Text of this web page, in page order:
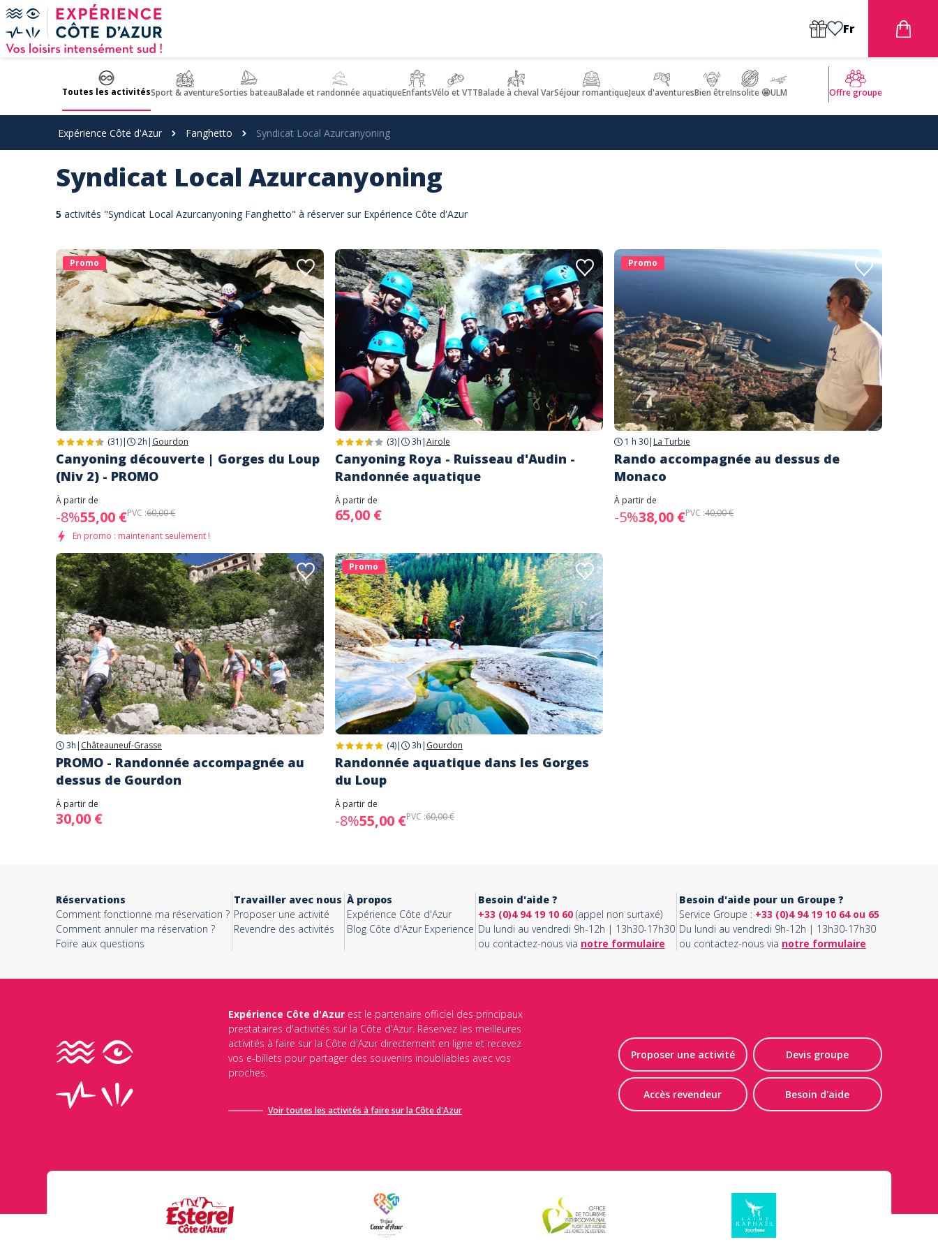
Panneau de gestion des cookies
Fr
Toutes les activitésSport & aventureSorties bateauBalade et randonnée aquatiqueEnfantsVélo et VTTBalade à cheval VarSéjour romantiqueJeux d'aventuresBien êtreInsolite 🤩ULM Offre groupe
Expérience Côte d'Azur Fanghetto Syndicat Local Azurcanyoning
Syndicat Local Azurcanyoning
5 activités "Syndicat Local Azurcanyoning Fanghetto" à réserver sur Expérience Côte d'Azur
Promo
(31)| 2h | Gourdon
Canyoning découverte | Gorges du Loup
(Niv 2) - PROMO
À partir de
-8%55,00 €PVC :60,00 €
En promo : maintenant seulement !
(3)| 3h |Airole
Canyoning Roya - Ruisseau d'Audin -
Randonnée aquatique
À partir de
65,00 €
Promo
1 h 30| La Turbie
Rando accompagnée au dessus de
Monaco
À partir de
-5%38,00 €PVC :40,00 €
3h | Châteauneuf-Grasse
PROMO - Randonnée accompagnée au
dessus de Gourdon
À partir de
30,00 €
Promo
(4)| 3h | Gourdon
Randonnée aquatique dans les Gorges
du Loup
À partir de
-8%55,00 €PVC :60,00 €
Réservations
Comment fonctionne ma réservation ?
Comment annuler ma réservation ?
Foire aux questions
Travailler avec nous
Proposer une activité
Revendre des activités
À propos
Expérience Côte d'Azur
Blog Côte d'Azur Experience
Besoin d'aide ?
+33 (0)4 94 19 10 60(appel non surtaxé)
Du lundi au vendredi 9h-12h | 13h30-17h30
ou contactez-nous via notre formulaire
Besoin d'aide pour un Groupe ?
Service Groupe : +33 (0)4 94 19 10 64 ou 65
Du lundi au vendredi 9h-12h | 13h30-17h30
ou contactez-nous via notre formulaire
Expérience Côte d'Azurest le partenaire officiel des principaux
prestataires d'activités sur la Côte d'Azur. Réservez les meilleures
activités à faire sur la Côte d'Azur directement en ligne et recevez
vos e-billets pour partager des souvenirs inoubliables avec vos
proches.
Voir toutes les activités à faire sur la Côte d'Azur
Proposer une activité Devis groupe
Accès revendeur Besoin d'aide